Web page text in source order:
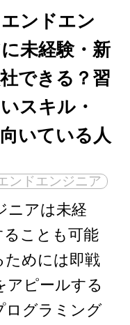
ンドエン
未経験・新
できる？習
スキル・
いている人
ンドエンジニア
ニアは未経
ることも可能
ためには即戦
アピールする
ログラミング